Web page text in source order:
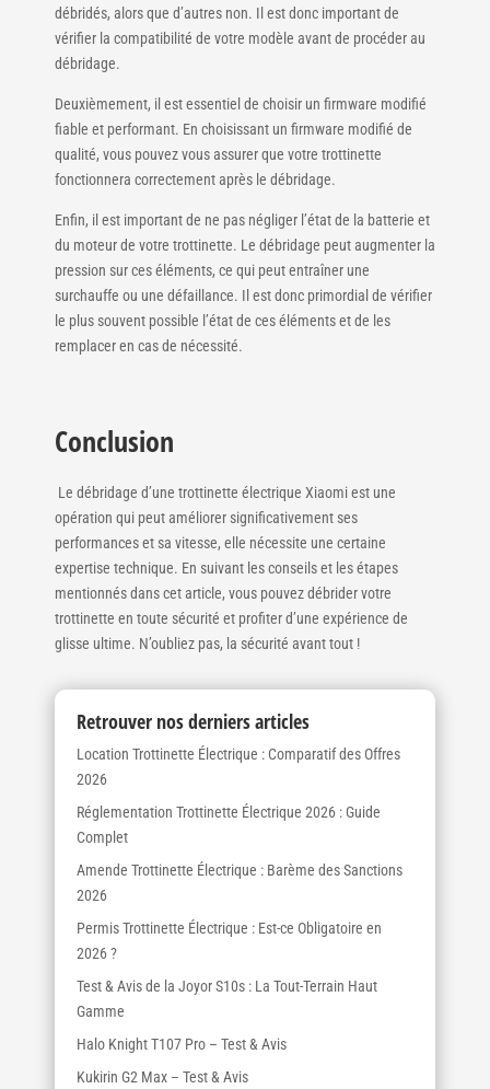
débridés, alors que d’autres non. Il est donc important de
vérifier la compatibilité de votre modèle avant de procéder au
débridage.
Deuxièmement, il est essentiel de choisir un firmware modifié
fiable et performant. En choisissant un firmware modifié de
qualité, vous pouvez vous assurer que votre trottinette
fonctionnera correctement après le débridage.
Enfin, il est important de ne pas négliger l’état de la batterie et
du moteur de votre trottinette. Le débridage peut augmenter la
pression sur ces éléments, ce qui peut entraîner une
surchauffe ou une défaillance. Il est donc primordial de vérifier
le plus souvent possible l’état de ces éléments et de les
remplacer en cas de nécessité.
Conclusion
Le débridage d’une trottinette électrique Xiaomi est une
opération qui peut améliorer significativement ses
performances et sa vitesse, elle nécessite une certaine
expertise technique. En suivant les conseils et les étapes
mentionnés dans cet article, vous pouvez débrider votre
trottinette en toute sécurité et profiter d’une expérience de
glisse ultime. N’oubliez pas, la sécurité avant tout !
Retrouver nos derniers articles
Location Trottinette Électrique : Comparatif des Offres
2026
Réglementation Trottinette Électrique 2026 : Guide
Complet
Amende Trottinette Électrique : Barème des Sanctions
2026
Permis Trottinette Électrique : Est-ce Obligatoire en
2026 ?
Test & Avis de la Joyor S10s : La Tout-Terrain Haut
Gamme
Halo Knight T107 Pro – Test & Avis
Kukirin G2 Max – Test & Avis